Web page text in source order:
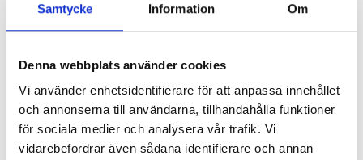
Samtycke Information Om
Denna webbplats använder cookies
Vi använder enhetsidentifierare för att anpassa innehållet
och annonserna till användarna, tillhandahålla funktioner
för sociala medier och analysera vår trafik. Vi
vidarebefordrar även sådana identifierare och annan